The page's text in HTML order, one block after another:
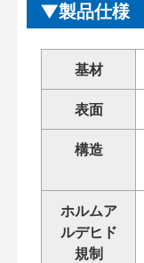
製品仕様
基材
表面
構造
ホルムア
ルデヒド
規制